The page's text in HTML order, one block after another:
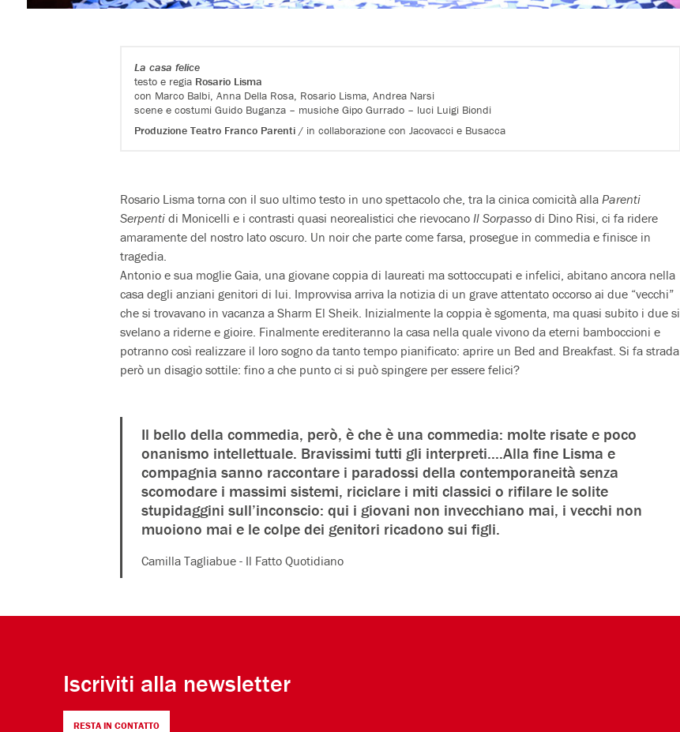
La casa felice
testo e regia Rosario Lisma
con Marco Balbi, Anna Della Rosa, Rosario Lisma, Andrea Narsi
scene e costumi Guido Buganza – musiche Gipo Gurrado – luci Luigi Biondi
Produzione Teatro Franco Parenti / in collaborazione con Jacovacci e Busacca
Rosario Lisma torna con il suo ultimo testo in uno spettacolo che, tra la cinica comicità alla Parenti
Serpenti di Monicelli e i contrasti quasi neorealistici che rievocano Il Sorpasso di Dino Risi, ci fa ridere
amaramente del nostro lato oscuro. Un noir che parte come farsa, prosegue in commedia e finisce in
tragedia.
Antonio e sua moglie Gaia, una giovane coppia di laureati ma sottoccupati e infelici, abitano ancora nella
casa degli anziani genitori di lui. Improvvisa arriva la notizia di un grave attentato occorso ai due “vecchi”
che si trovavano in vacanza a Sharm El Sheik. Inizialmente la coppia è sgomenta, ma quasi subito i due si
svelano a riderne e gioire. Finalmente erediteranno la casa nella quale vivono da eterni bamboccioni e
potranno così realizzare il loro sogno da tanto tempo pianificato: aprire un Bed and Breakfast. Si fa strada
però un disagio sottile: fino a che punto ci si può spingere per essere felici?
Il bello della commedia, però, è che è una commedia: molte risate e poco
onanismo intellettuale. Bravissimi tutti gli interpreti....Alla fine Lisma e
compagnia sanno raccontare i paradossi della contemporaneità senza
scomodare i massimi sistemi, riciclare i miti classici o rifilare le solite
stupidaggini sull’inconscio: qui i giovani non invecchiano mai, i vecchi non
muoiono mai e le colpe dei genitori ricadono sui figli.
Camilla Tagliabue - Il Fatto Quotidiano
Iscriviti alla newsletter
RESTA IN CONTATTO